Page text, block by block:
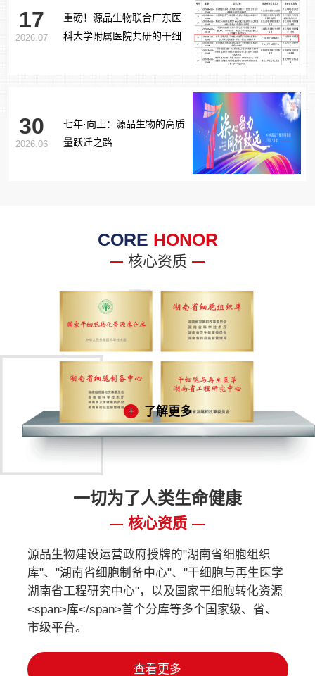
17
2026.07
重磅！源品生物联合广东医
科大学附属医院共研的干细
30
2026.06
七年·向上：源品生物的高质
量跃迁之路
CORE HONOR
核心资质
了解更多
一切为了人类生命健康
核心资质
源品生物建设运营政府授牌的"湖南省细胞组织
库"、"湖南省细胞制备中心"、"干细胞与再生医学
湖南省工程研究中心"，以及国家干细胞转化资源
<span>库</span>首个分库等多个国家级、省、
市级平台。
查看更多